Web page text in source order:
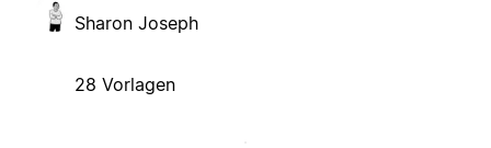
Sharon Joseph
28 Vorlagen